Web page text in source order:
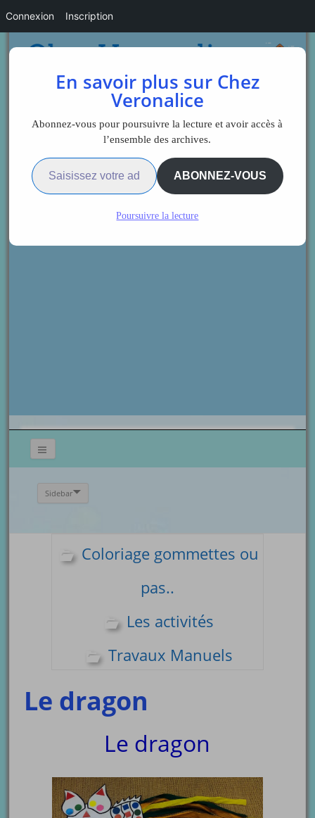
Sidebar
Coloriage gommettes ou
pas..
Les activités
Travaux Manuels
Le dragon
Le dragon
En savoir plus sur Chez
Veronalice
Abonnez-vous pour poursuivre la lecture et avoir accès à
l’ensemble des archives.
Saisissez votre adresse e-mail…
ABONNEZ-VOUS
Poursuivre la lecture
Connexion Inscription